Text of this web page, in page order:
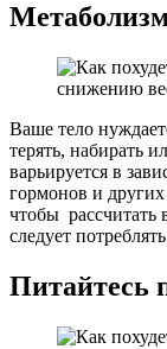
Ваше тело
терять, набирать
варьируется в
гормонов и других
чтобы рассчитать
следует
Питайтесь